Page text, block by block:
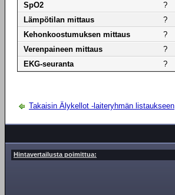
SpO2
?
Lämpötilan mittaus
?
Kehonkoostumuksen mittaus
?
Verenpaineen mittaus
?
EKG-seuranta
?
Takaisin Älykellot -laiteryhmän listaukseen
Hintavertailusta poimittua: